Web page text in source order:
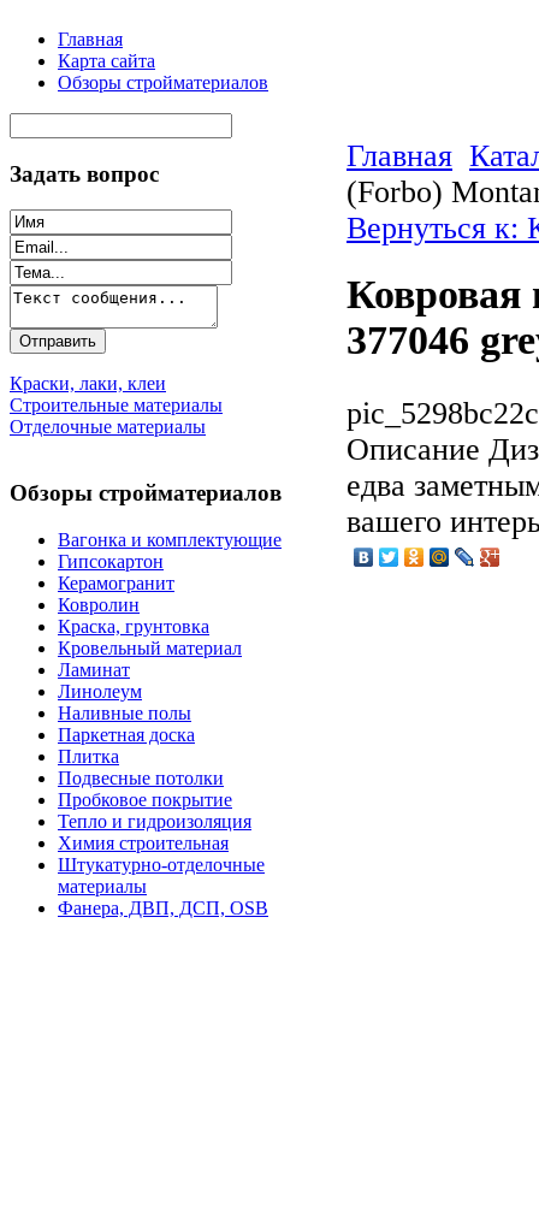
Главная
Карта сайта
Обзоры стройматериалов
Задать вопрос
Краски, лаки, клеи
Строительные материалы
Отделочные материалы
Обзоры стройматериалов
Вагонка и комплектующие
Гипсокартон
Керамогранит
Ковролин
Краска, грунтовка
Кровельный материал
Ламинат
Линолеум
Наливные полы
Паркетная доска
Плитка
Подвесные потолки
Пробковое покрытие
Тепло и гидроизоляция
Химия строительная
Штукатурно-отделочные
материалы
Фанера, ДВП, ДСП, OSB
Главная
(Forbo)
Вернуться к:
Ковровая
377046
Описание
едва
вашего